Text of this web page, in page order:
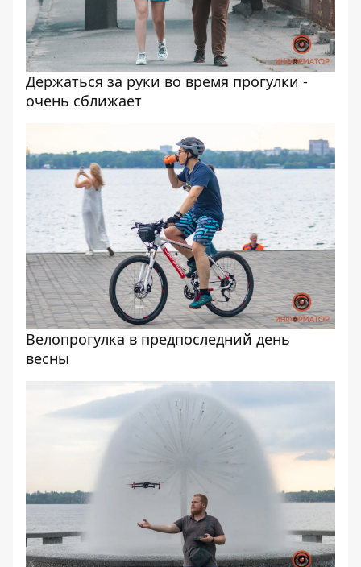
Держаться за руки во время прогулки -
очень сближает
Велопрогулка в предпоследний день
весны